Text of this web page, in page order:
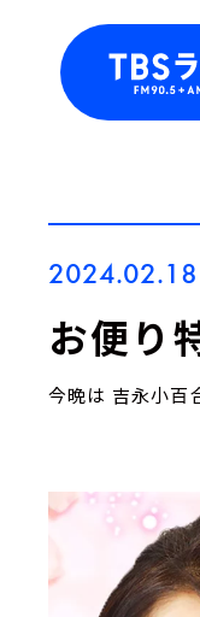
2024.02.18
お便
今晩は 吉永小百